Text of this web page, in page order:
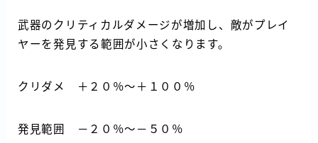
武器のクリティカルダメージが増加し、敵がプレイ
ヤーを発見する範囲が小さくなります。
クリダメ ＋２０％～＋１００％
発見範囲 －２０％～－５０％